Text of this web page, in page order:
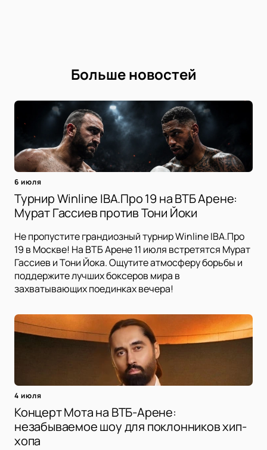
Больше новостей
6 июля
Турнир Winline IBA.Про 19 на ВТБ Арене:
Мурат Гассиев против Тони Йоки
Не пропустите грандиозный турнир Winline IBA.Про
19 в Москве! На ВТБ Арене 11 июля встретятся Мурат
Гассиев и Тони Йока. Ощутите атмосферу борьбы и
поддержите лучших боксеров мира в
захватывающих поединках вечера!
4 июля
Концерт Мота на ВТБ-Арене:
незабываемое шоу для поклонников хип-
хопа